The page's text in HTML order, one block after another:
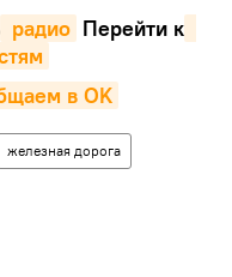
радио Перейти к
в OK
железная дорога